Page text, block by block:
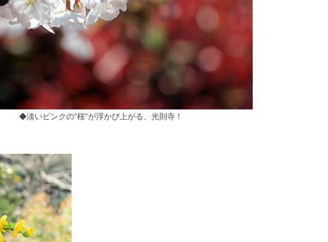
◆淡いピンクの”桜”が浮かび上がる、光則寺！